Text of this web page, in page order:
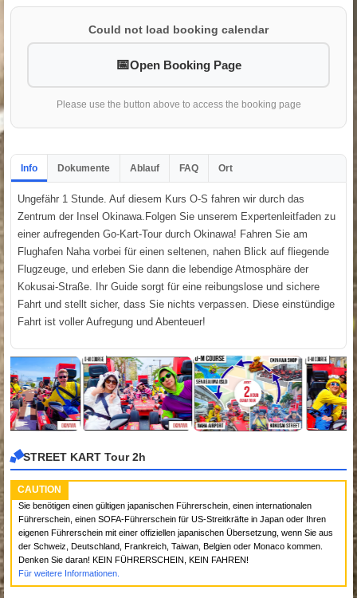
Could not load booking calendar
Open Booking Page
Please use the button above to access the booking page
Info Dokumente Ablauf FAQ Ort
Ungefähr 1 Stunde. Auf diesem Kurs O-S fahren wir durch das
Zentrum der Insel Okinawa.Folgen Sie unserem Expertenleitfaden zu
einer aufregenden Go-Kart-Tour durch Okinawa! Fahren Sie am
Flughafen Naha vorbei für einen seltenen, nahen Blick auf fliegende
Flugzeuge, und erleben Sie dann die lebendige Atmosphäre der
Kokusai-Straße. Ihr Guide sorgt für eine reibungslose und sichere
Fahrt und stellt sicher, dass Sie nichts verpassen. Diese einstündige
Fahrt ist voller Aufregung und Abenteuer!
STREET KART Tour 2h
CAUTION
Sie benötigen einen gültigen japanischen Führerschein, einen internationalen
Führerschein, einen SOFA-Führerschein für US-Streitkräfte in Japan oder Ihren
eigenen Führerschein mit einer offiziellen japanischen Übersetzung, wenn Sie aus
der Schweiz, Deutschland, Frankreich, Taiwan, Belgien oder Monaco kommen.
Denken Sie daran! KEIN FÜHRERSCHEIN, KEIN FAHREN!
Für weitere Informationen.